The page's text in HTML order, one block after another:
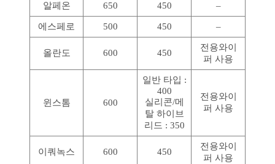
알페온 650 450 –
에스페로 500 450 –
올란도 600 450
전용와이
퍼 사용
윈스톰 600
일반 타입 :
400
실리콘/메
탈 하이브
리드 : 350
전용와이
퍼 사용
이쿼녹스 600 450
전용와이
퍼 사용